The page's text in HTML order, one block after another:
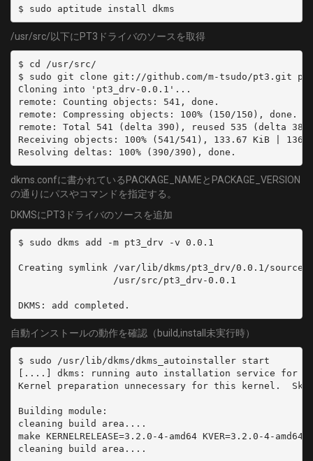
$ sudo aptitude install dkms
/usr/src/以下にPT3ドライバのソースを取得
$ cd /usr/src/
$ sudo git clone git://github.com/m-tsudo/pt3.git
Cloning into 'pt3_drv-0.0.1'...
remote: Counting objects: 541, done.
remote: Compressing objects: 100% (150/150), done.
remote: Total 541 (delta 390), reused 535 (delta
Receiving objects: 100% (541/541), 133.67 KiB | 136
Resolving deltas: 100% (390/390), done.
dkms.confに書かれているPACKAGE_NAMEとPACKAGE_VERSION
の通りにパスやコマンドを指定する。
DKMSにPT3ドライバのソースを追加
$ sudo dkms add -m pt3_drv -v 0.0.1
Creating symlink /var/lib/dkms/pt3_drv/0.0.1/source
                 /usr/src/pt3_drv-0.0.1
DKMS: add completed.
自動インストールの動作を確認（build,install未実行時）
$ sudo /usr/lib/dkms/dkms_autoinstaller start
[....] dkms: running auto installation service for
Kernel preparation unnecessary for this kernel.
Building module:
cleaning build area....
make KERNELRELEASE=3.2.0-4-amd64 KVER=3.2.0-4-
cleaning build area....